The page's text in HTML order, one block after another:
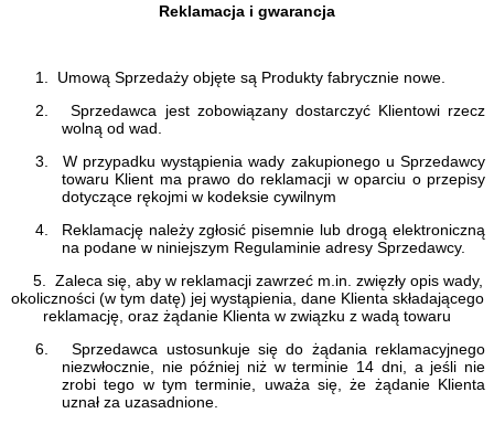
Reklamacja i gwarancja
1.
Umową Sprzedaży objęte są Produkty fabrycznie nowe.
2.
Sprzedawca jest zobowiązany dostarczyć Klientowi rzecz
wolną od wad.
3.
W przypadku wystąpienia wady zakupionego u Sprzedawcy
towaru Klient ma prawo do reklamacji w oparciu o przepisy
dotyczące rękojmi w kodeksie cywilnym
4.
Reklamację należy zgłosić pisemnie lub drogą elektroniczną
na podane w niniejszym Regulaminie adresy Sprzedawcy.
5.
Zaleca się, aby w reklamacji zawrzeć m.in. zwięzły opis wady,
okoliczności (w tym datę) jej wystąpienia, dane Klienta składającego
reklamację, oraz żądanie Klienta w związku z wadą towaru
6.
Sprzedawca ustosunkuje się do żądania reklamacyjnego
niezwłocznie, nie później niż w terminie 14 dni, a jeśli nie
zrobi tego w tym terminie, uważa się, że żądanie Klienta
uznał za uzasadnione.